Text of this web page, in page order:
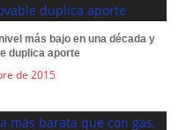
más bajo en una década y
duplica aporte
de 2015